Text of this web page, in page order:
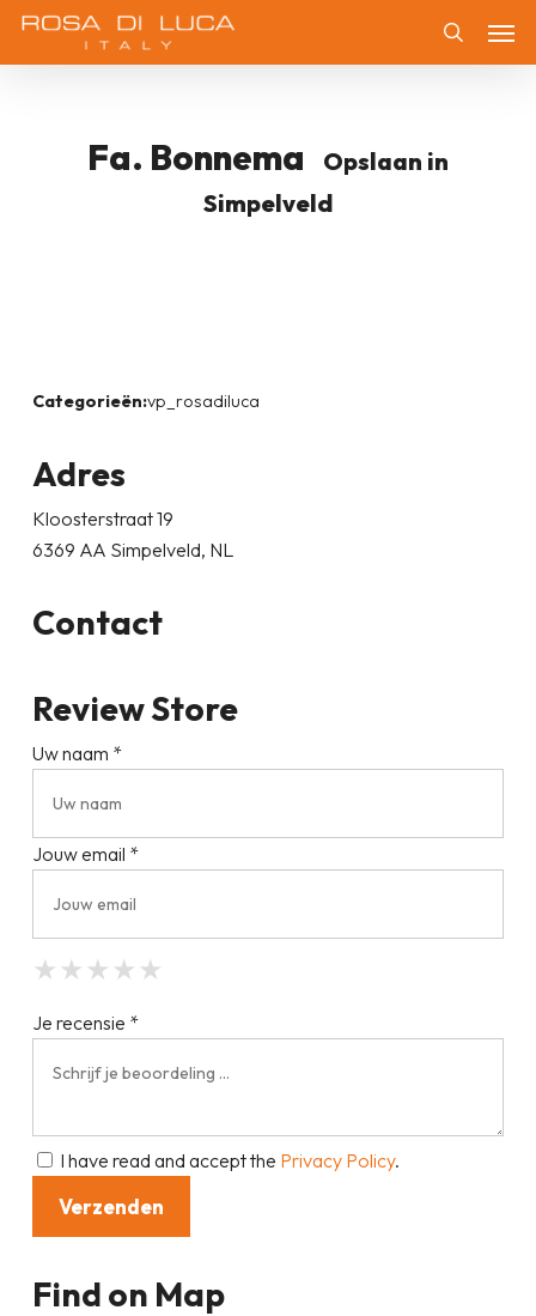
Skip
Fa. Bonnema
Opslaan in
Simpelveld
Categorieën:vp_rosadiluca
Adres
Kloosterstraat 19
6369 AA Simpelveld, NL
Contact
Review Store
Uw naam *
Jouw email *
★
★ ★
★ ★ ★
★ ★ ★ ★
★ ★ ★ ★ ★
Je recensie *
I have read and accept the Privacy Policy.
Find on Map